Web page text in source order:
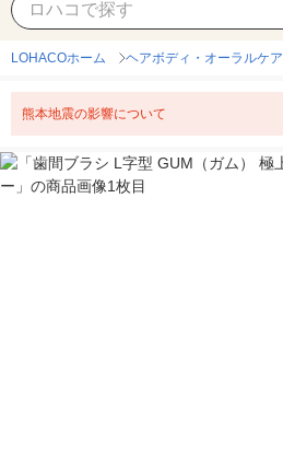
LOHACOホーム ヘアボディ・オーラルケア
熊本地震の影響について